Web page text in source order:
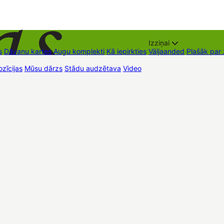
Dāvanu kartes Augu komplekti Kā iepirkties
Izziņai
Väljaanded Plašāk par
Mūsu dārzs Stādu audzētava Video